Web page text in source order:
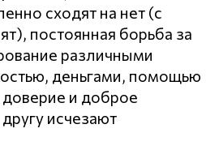
сходят на нет (с
постоянная борьба за
различными
деньгами, помощью
и доброе
исчезают